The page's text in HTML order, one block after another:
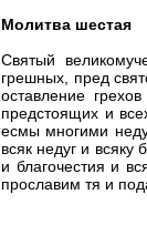
Молитва шестая
Святый
грешных, пред
оставление
предстоящих и
есмы многими
всяк недуг и
и благочестия и
прославим тя и